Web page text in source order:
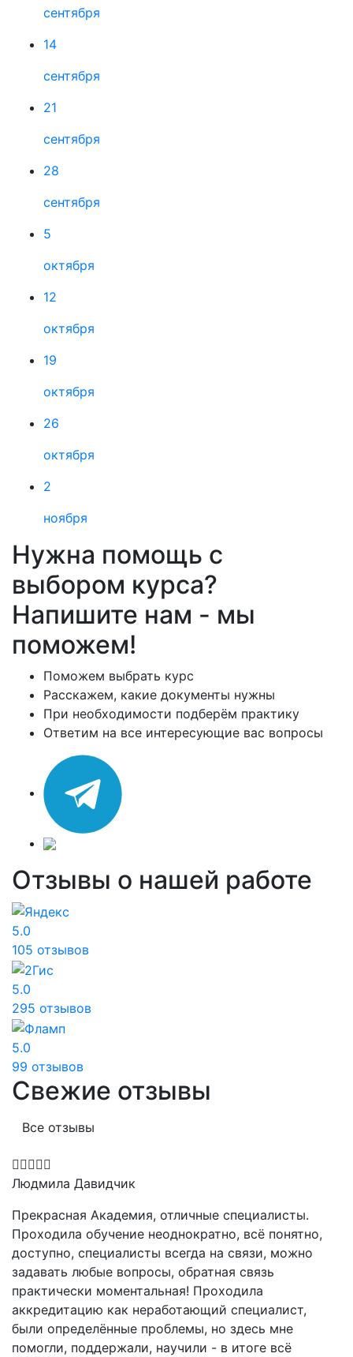
сентября
14
сентября
21
сентября
28
сентября
5
октября
12
октября
19
октября
26
октября
2
ноября
Нужна помощь с
выбором курса?
Напишите нам - мы
поможем!
Поможем выбрать курс
Расскажем, какие документы нужны
При необходимости подберём практику
Ответим на все интересующие вас вопросы
Отзывы о нашей работе
5.0
105 отзывов
5.0
295 отзывов
5.0
99 отзывов
Свежие отзывы
Все отзывы
Людмила Давидчик
Прекрасная Академия, отличные специалисты.
Проходила обучение неоднократно, всё понятно,
доступно, специалисты всегда на связи, можно
задавать любые вопросы, обратная связь
практически моментальная! Проходила
аккредитацию как неработающий специалист,
были определённые проблемы, но здесь мне
помогли, поддержали, научили - в итоге всё